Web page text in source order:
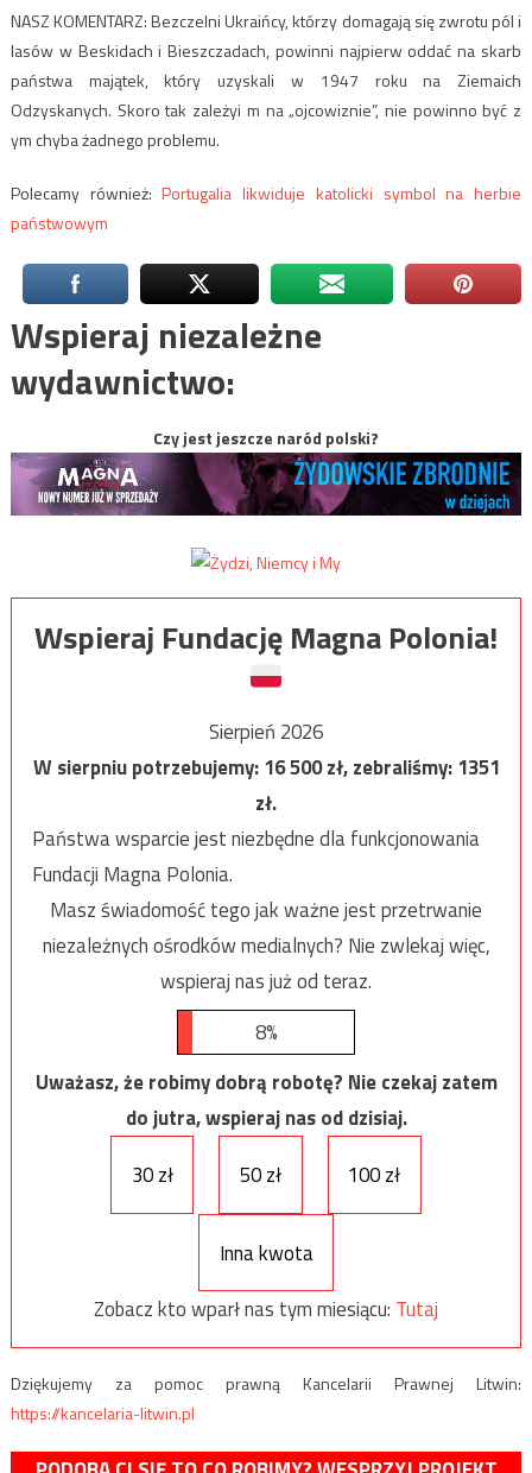
NASZ KOMENTARZ: Bezczelni Ukraińcy, którzy domagają się zwrotu pól i
lasów w Beskidach i Bieszczadach, powinni najpierw oddać na skarb
państwa majątek, który uzyskali w 1947 roku na Ziemaich
Odzyskanych. Skoro tak zależyi m na „ojcowiznie”, nie powinno być z
ym chyba żadnego problemu.
Polecamy również:Portugalia likwiduje katolicki symbol na herbie
państwowym
Wspieraj niezależne
wydawnictwo:
Czy jest jeszcze naród polski?
Wspieraj Fundację Magna Polonia!
Sierpień 2026
W sierpniu potrzebujemy:16 500zł, zebraliśmy:1351
zł.
Państwa wsparcie jest niezbędne dla funkcjonowania
Fundacji Magna Polonia.
Masz świadomość tego jak ważne jest przetrwanie
niezależnych ośrodków medialnych? Nie zwlekaj więc,
wspieraj nas już od teraz.
8%
Uważasz, że robimy dobrą robotę? Nie czekaj zatem
do jutra, wspieraj nas od dzisiaj.
30 zł
50 zł 100 zł
Inna kwota
Zobacz kto wparł nas tym miesiącu: Tutaj
Dziękujemy za pomoc prawną Kancelarii Prawnej Litwin:
https://kancelaria-litwin.pl